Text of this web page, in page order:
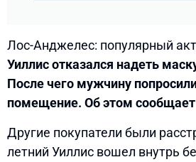
Лос-Анджелес: популярный
Уиллис отказался надеть
После чего мужчину
помещение. Об этом сообщает
Другие покупатели были
летний Уиллис вошел внутрь